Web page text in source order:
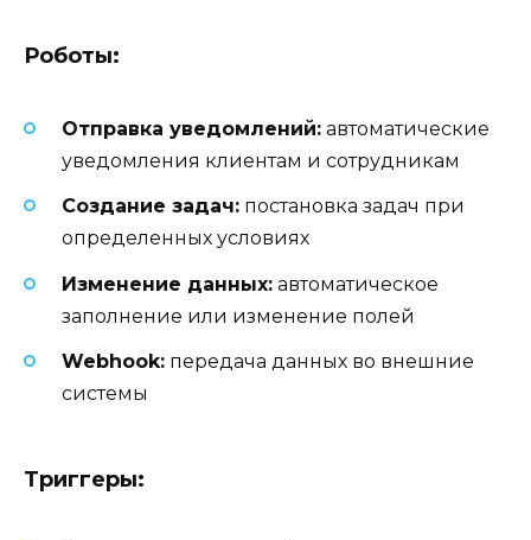
Роботы:
Отправка уведомлений: автоматические
уведомления клиентам и сотрудникам
Создание задач: постановка задач при
определенных условиях
Изменение данных: автоматическое
заполнение или изменение полей
Webhook: передача данных во внешние
системы
Триггеры: